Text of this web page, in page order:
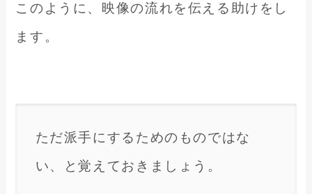
このように、映像の流れを伝える助けをし
ます。
ただ派手にするためのものではな
い、と覚えておきましょう。